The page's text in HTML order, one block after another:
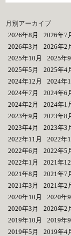
月別アーカイブ
2026年8月
2026年7
2026年3月
2026年2
2025年10月
2025年
2025年5月
2025年4
2024年12月
2024年
2024年7月
2024年6
2024年2月
2024年1
2023年9月
2023年8
2023年4月
2023年3
2022年11月
2022年
2022年6月
2022年5
2022年1月
2021年
2021年8月
2021年7
2021年3月
2021年2
2020年10月
2020年
2020年3月
2020年2
2019年10月
2019年
2019年5月
2019年4